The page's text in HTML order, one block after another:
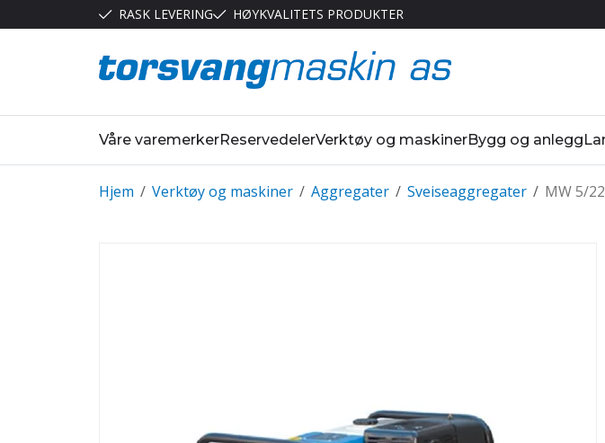
RASK LEVERING HØYKVALITETS PRODUKTER
Våre varemerkerReservedelerVerktøy og maskinerBygg og anlegg
/
Hjem /
Verktøy og maskiner /
Aggregater /
Sveiseaggregater MW 5/